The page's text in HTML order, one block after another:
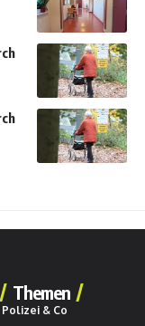
Themen
Polizei & Co